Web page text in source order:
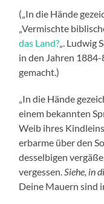
(„In die Hände
„Vermischte
das Land?„. Ludwig
in den Jahren
gemacht.)
„In die Hände
einem bekannten
Weib ihres
erbarme über den
desselbigen
vergessen.Siehe, in
Deine Mauern sind